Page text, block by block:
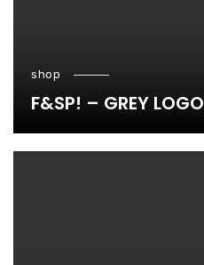
shop
F&SP! – GREY LOGO